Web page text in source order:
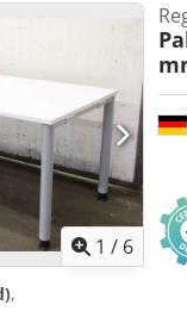
1 / 6
,